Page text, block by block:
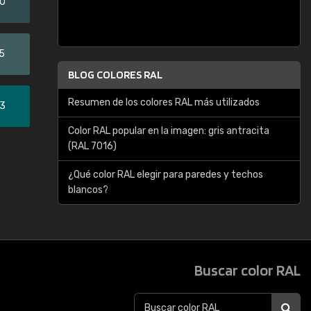
BLOG COLORES RAL
Resumen de los colores RAL más utilizados
Color RAL popular en la imagen: gris antracita
(RAL 7016)
¿Qué color RAL elegir para paredes y techos
blancos?
Buscar color RAL